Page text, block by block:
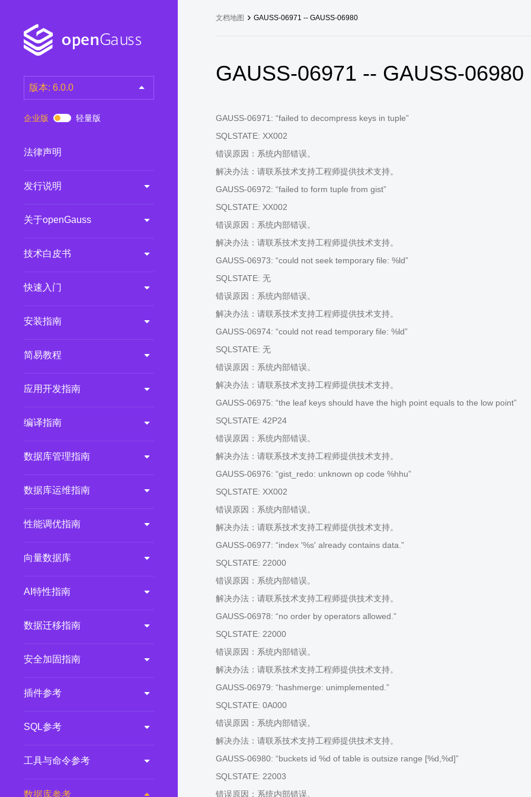
版本: 6.0.0
7.0.0-RC2
6.0.0 (LTS)
5.1.0 (Preview)
2.0.0 (LTS)
3.1.0 (EOM)
2.0.1 (EOM)
1.0.1 (EOM)
企业版 轻量版
法律声明
发行说明
关于openGauss
技术白皮书
快速入门
安装指南
简易教程
应用开发指南
编译指南
数据库管理指南
数据库运维指南
性能调优指南
向量数据库
AI特性指南
数据迁移指南
安全加固指南
插件参考
SQL参考
工具与命令参考
数据库参考
文档地图 GAUSS-06971 -- GAUSS-06980
GAUSS-06971 -- GAUSS-06980
GAUSS-06971: “failed to decompress keys in tuple”
SQLSTATE: XX002
错误原因：系统内部错误。
解决办法：请联系技术支持工程师提供技术支持。
GAUSS-06972: “failed to form tuple from gist”
SQLSTATE: XX002
错误原因：系统内部错误。
解决办法：请联系技术支持工程师提供技术支持。
GAUSS-06973: “could not seek temporary file: %ld”
SQLSTATE: 无
错误原因：系统内部错误。
解决办法：请联系技术支持工程师提供技术支持。
GAUSS-06974: “could not read temporary file: %ld”
SQLSTATE: 无
错误原因：系统内部错误。
解决办法：请联系技术支持工程师提供技术支持。
GAUSS-06975: “the leaf keys should have the high point equals to the low point”
SQLSTATE: 42P24
错误原因：系统内部错误。
解决办法：请联系技术支持工程师提供技术支持。
GAUSS-06976: “gist_redo: unknown op code %hhu”
SQLSTATE: XX002
错误原因：系统内部错误。
解决办法：请联系技术支持工程师提供技术支持。
GAUSS-06977: “index '%s' already contains data.”
SQLSTATE: 22000
错误原因：系统内部错误。
解决办法：请联系技术支持工程师提供技术支持。
GAUSS-06978: “no order by operators allowed.”
SQLSTATE: 22000
错误原因：系统内部错误。
解决办法：请联系技术支持工程师提供技术支持。
GAUSS-06979: “hashmerge: unimplemented.”
SQLSTATE: 0A000
错误原因：系统内部错误。
解决办法：请联系技术支持工程师提供技术支持。
GAUSS-06980: “buckets id %d of table is outsize range [%d,%d]”
SQLSTATE: 22003
错误原因：系统内部错误。